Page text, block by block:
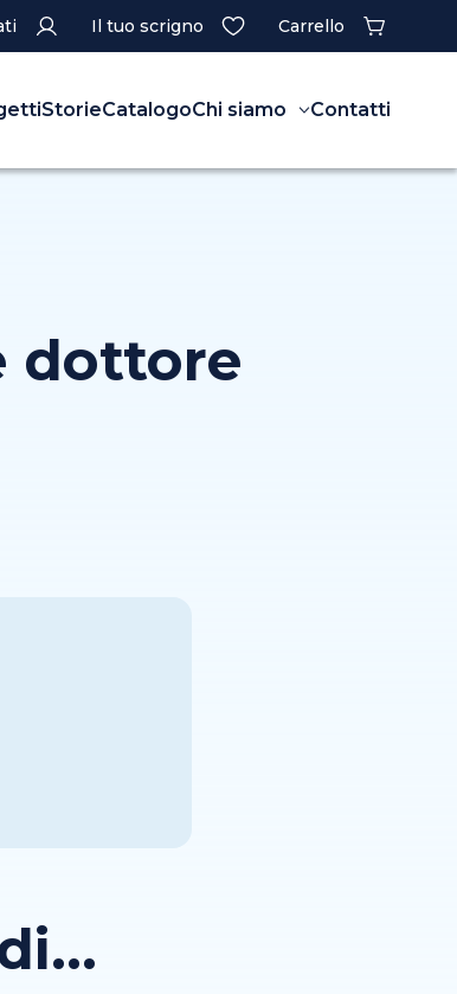
Il tuo scrigno Carrello
StorieCatalogoChi siamo Contatti
dottore